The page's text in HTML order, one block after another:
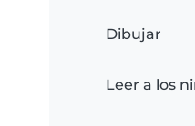
Dibujar
Leer a los